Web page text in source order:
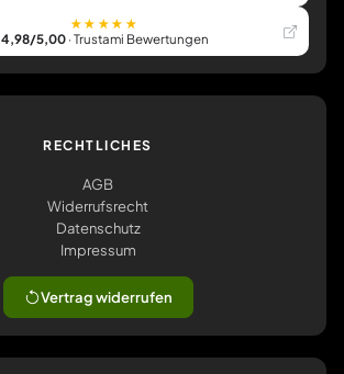
★★★★★
4,98/5,00· Trustami Bewertungen
RECHTLICHES
AGB
Widerrufsrecht
Datenschutz
Impressum
Vertrag widerrufen